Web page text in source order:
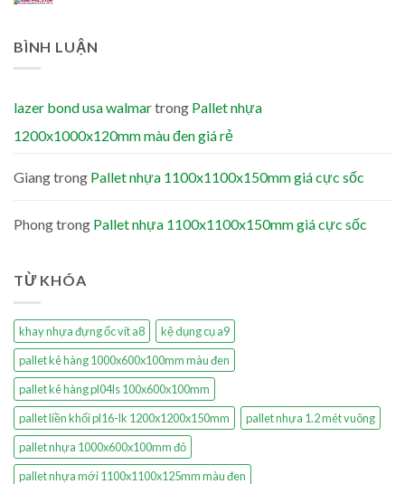
BÌNH LUẬN
lazer bond usa walmartrong Pallet nhựa
1200x1000x120mm màu đen giá rẻ
Giangtrong Pallet nhựa 1100x1100x150mm giá cực sốc
Phongtrong Pallet nhựa 1100x1100x150mm giá cực sốc
TỪ KHÓA
khay nhựa đựng ốc vít a8
kệ dụng cụ a9
pallet kê hàng 1000x600x100mm màu đen
pallet kê hàng pl04ls 100x600x100mm
pallet liền khối pl16-lk 1200x1200x150mm
pallet nhựa 1.2 mét vuông
pallet nhựa 1000x600x100mm đỏ
pallet nhựa mới 1100x1100x125mm màu đen